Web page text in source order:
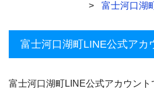
富士河口湖
富士河口湖町LINE公式アカ
富士河口湖町LINE公式アカウン